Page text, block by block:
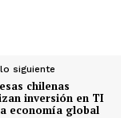
siguiente
chilenas
inversión en TI
economía global